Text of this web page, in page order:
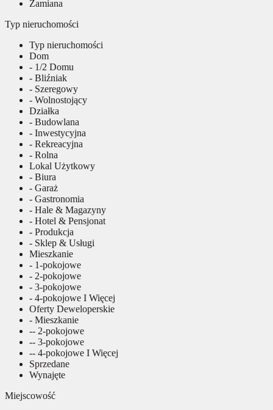
Zamiana
Typ nieruchomości
Typ nieruchomości
Dom
- 1/2 Domu
- Bliźniak
- Szeregowy
- Wolnostojący
Działka
- Budowlana
- Inwestycyjna
- Rekreacyjna
- Rolna
Lokal Użytkowy
- Biura
- Garaż
- Gastronomia
- Hale & Magazyny
- Hotel & Pensjonat
- Produkcja
- Sklep & Usługi
Mieszkanie
- 1-pokojowe
- 2-pokojowe
- 3-pokojowe
- 4-pokojowe I Więcej
Oferty Deweloperskie
- Mieszkanie
-- 2-pokojowe
-- 3-pokojowe
-- 4-pokojowe I Więcej
Sprzedane
Wynajęte
Miejscowość